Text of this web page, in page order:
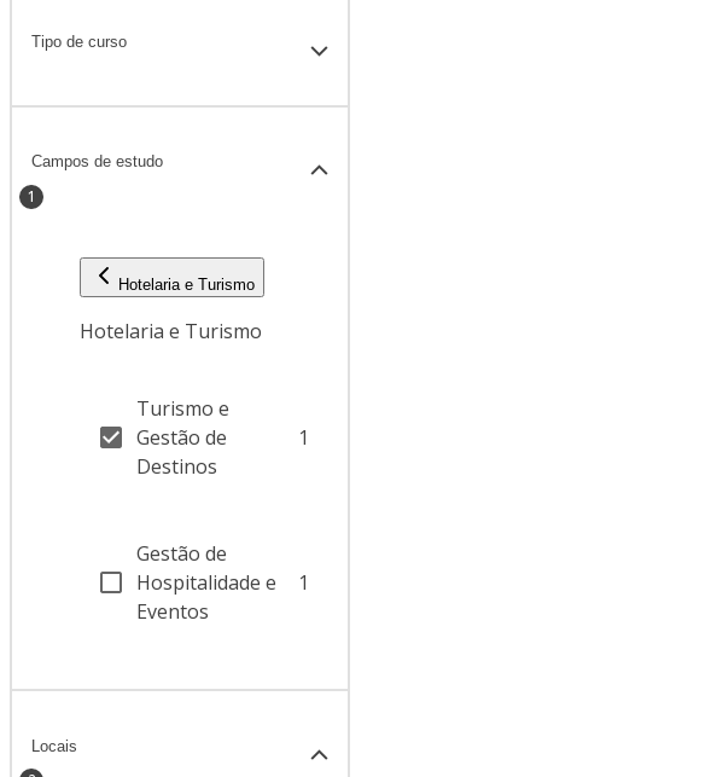
Tipo de curso
Campos de estudo
1
Hotelaria e Turismo
Hotelaria e Turismo
Turismo e
Gestão de
Destinos
1
Gestão de
Hospitalidade e
Eventos
1
Locais